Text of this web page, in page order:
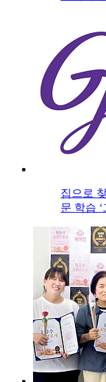
집으로
문 학습 ‘